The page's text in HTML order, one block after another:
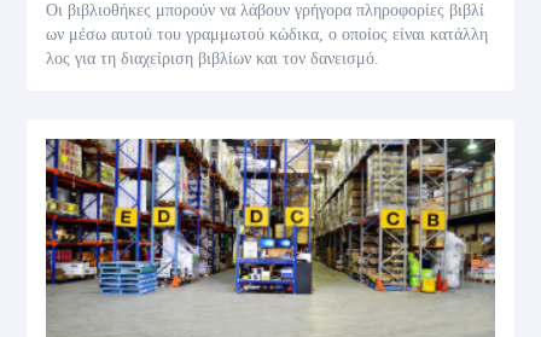
Οι βιβλιοθήκες μπορούν να λάβουν γρήγορα πληροφορίες βιβλί
ων μέσω αυτού του γραμμωτού κώδικα, ο οποίος είναι κατάλλη
λος για τη διαχείριση βιβλίων και τον δανεισμό.